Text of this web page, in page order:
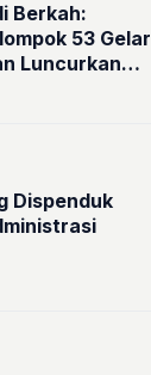
Berkah:
53 Gelar
Luncurkan
Ngradin
Dispenduk